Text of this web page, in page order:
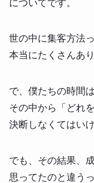
についてです。
世の中に集客方法
本当にたくさんあ
で、僕たちの時間
その中から「どれ
決断しなくてはいけ
でも、その結果、
思ってたのと違う